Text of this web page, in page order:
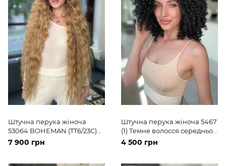
Штучна перука жіноча
53064 BOHEMAN (TT6/23C)
Русяве довге волосся
7 900 грн
Штучна перука жіноча 5467
(1) Темне волосся середньої
довжини
4 500 грн